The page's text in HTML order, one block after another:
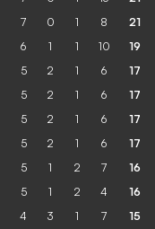
7 0 1 8 21
6 1 1 10 19
5 2 1 6 17
5 2 1 6 17
5 2 1 6 17
5 2 1 6 17
5 1 2 7 16
5 1 2 4 16
4 3 1 7 15